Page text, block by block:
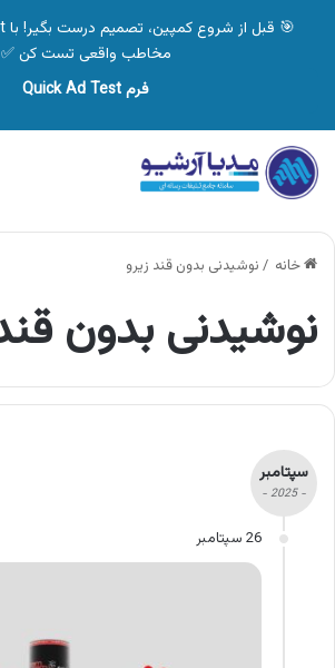
مخاطب واقعی تست کن ✅
فرم Quick Ad Test
خانه / نوشیدنی بدون قند زیرو
نوشیدنی بدون
سپتامبر
- 2025 -
26 سپتامبر